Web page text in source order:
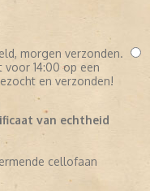
morgen verzonden.
voor 14:00 op een
en verzonden!
van echtheid
cellofaan